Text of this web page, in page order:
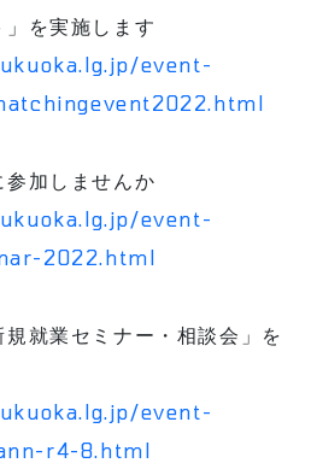
を実施します
event-
加しませんか
event-
2022.html
規就業セミナー・相談会」を
event-
r4-8.html